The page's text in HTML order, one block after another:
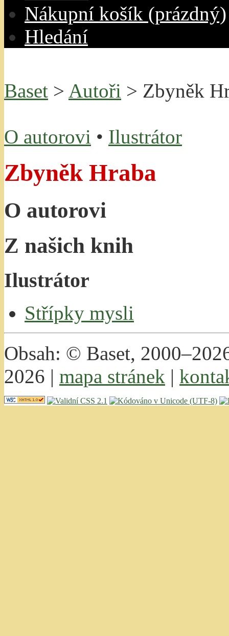
Nákupní košík (prázdný)
Hledání
Baset > Autoři > Zbyněk
O autorovi • Ilustrátor
Zbyněk Hraba
O autorovi
Z našich knih
Ilustrátor
Střípky mysli
Obsah: © Baset,
2026 | mapa stránek |